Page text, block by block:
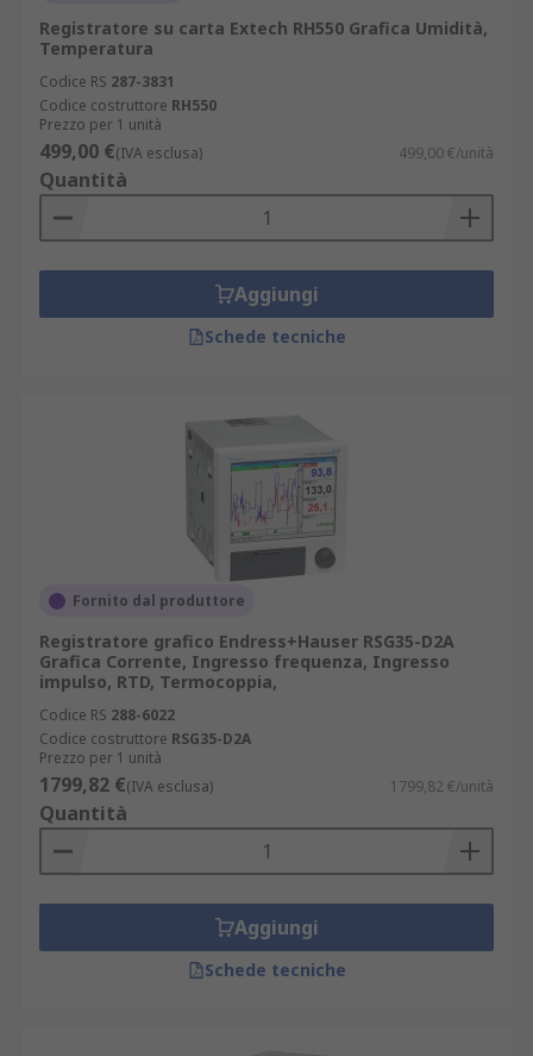
Registratore su carta Extech RH550 Grafica Umidità,
Temperatura
Codice RS 287-3831
Codice costruttore RH550
Prezzo per 1 unità
499,00 €(IVA esclusa) 499,00 €/unità
Quantità
Aggiungi
Schede tecniche
Fornito dal produttore
Registratore grafico Endress+Hauser RSG35-D2A
Grafica Corrente, Ingresso frequenza, Ingresso
impulso, RTD, Termocoppia,
Codice RS 288-6022
Codice costruttore RSG35-D2A
Prezzo per 1 unità
1799,82 €(IVA esclusa) 1799,82 €/unità
Quantità
Aggiungi
Schede tecniche